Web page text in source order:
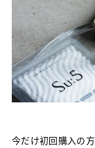
今だけ初回購入の